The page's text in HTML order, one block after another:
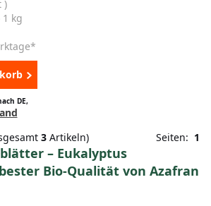
)
1 kg
DE,
3 Artikeln) Seiten: 1
– Eukalyptus
Bio-Qualität von Azafran